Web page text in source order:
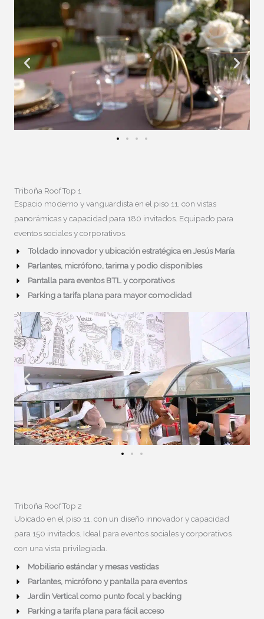
Triboña RoofTop 1
Espacio moderno y vanguardista en el piso 11, con vistas
panorámicas y capacidad para 180 invitados. Equipado para
eventos sociales y corporativos.
Toldado innovador y ubicación estratégica en Jesús María
Parlantes, micrófono, tarima y podio disponibles
Pantalla para eventos BTL y corporativos
Parking a tarifa plana para mayor comodidad
Triboña RoofTop 2
Ubicado en el piso 11, con un diseño innovador y capacidad
para 150 invitados. Ideal para eventos sociales y corporativos
con una vista privilegiada.
Mobiliario estándar y mesas vestidas
Parlantes, micrófono y pantalla para eventos
Jardin Vertical como punto focal y backing
Parking a tarifa plana para fácil acceso